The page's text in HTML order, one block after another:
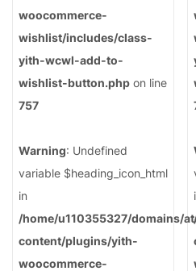
woocommerce-
wishlist/includes/class-
yith-wcwl-add-to-
wishlist-button.php on line
757
Warning: Undefined
variable $heading_icon_html
in
/home/u110355327/domains/
content/plugins/yith-
woocommerce-